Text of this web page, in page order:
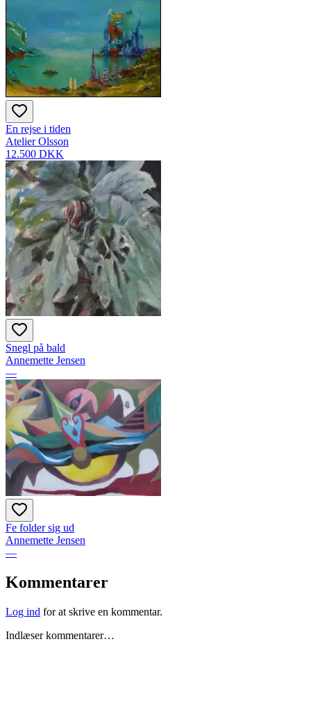
En rejse i tiden
Atelier Olsson
12.500 DKK
Snegl på bald
Annemette Jensen
—
Fe folder sig ud
Annemette Jensen
—
Kommentarer
Log ind for at skrive en kommentar.
Indlæser kommentarer…